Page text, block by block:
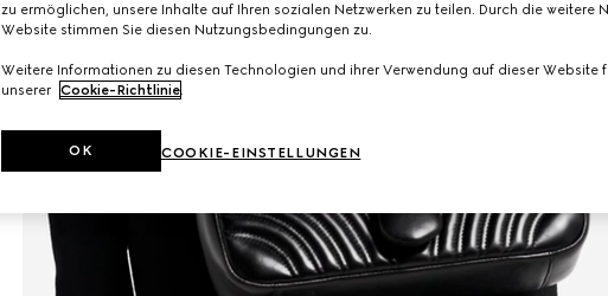
zu ermöglichen, unsere Inhalte auf Ihren sozialen Netzwerken zu teilen. Durch die weitere
Website stimmen Sie diesen Nutzungsbedingungen zu.
Weitere Informationen zu diesen Technologien und ihrer Verwendung auf dieser Website
unserer Cookie-Richtlinie.
COOKIE-EINSTELLUNGEN
OK